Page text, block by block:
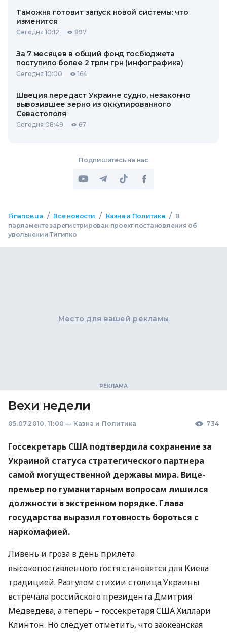
Таможня готовит запуск новой системы: что
изменится
Сегодня 10:12 897
За 7 месяцев в общий фонд госбюджета
поступило более 2 трлн грн (инфографика)
Сегодня 10:00 164
Швеция передаст Украине судно, незаконно
вывозившее зерно из оккупированного
Севастополя
Сегодня 08:49 67
Подпишитесь на нас
Finance.ua / Все новости / Казна и Политика / В
парламенте зарегистрирован проект постановления об
увольнении Тигипко
Место для вашей рекламы
Вехи недели
05.07.2010, 11:00 — Казна и Политика 734
Госсекретарь США подтвердила сохранение за
Украиной статуса стратегического партнера
самой могущественной державы мира. Вице-
премьер по гуманитарным вопросам лишился
должности в экстренном порядке. Глава
государства выразил готовность бороться с
наркомафией.
Ливень и гроза в день прилета
высокопоставленного гостя становятся для Киева
традицией. Разгулом стихии столица Украины
встречала российского президента Дмитрия
Медведева, а теперь – госсекретаря США Хиллари
Клинтон. Но следует отметить, что заокеанская